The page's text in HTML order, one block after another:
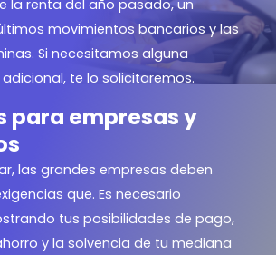
la renta del año pasado, un
movimientos bancarios y las
Si necesitamos alguna
te lo solicitaremos.
para empresas y
las grandes empresas deben
que. Es necesario
tus posibilidades de pago,
y la solvencia de tu mediana